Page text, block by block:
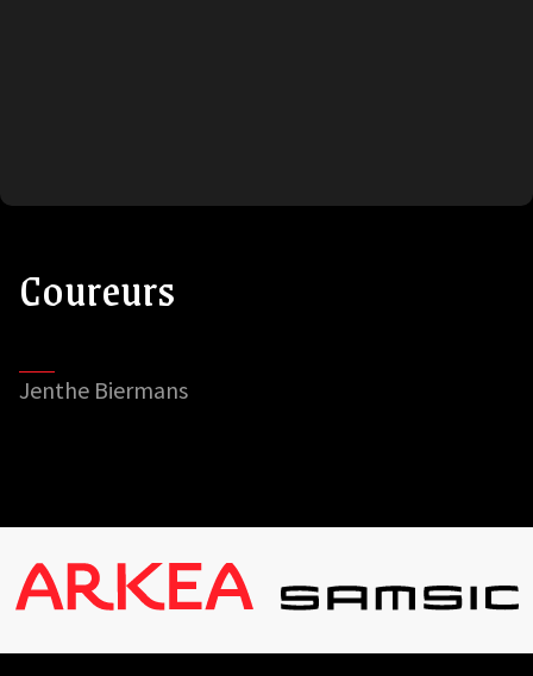
Coureurs
Jenthe Biermans